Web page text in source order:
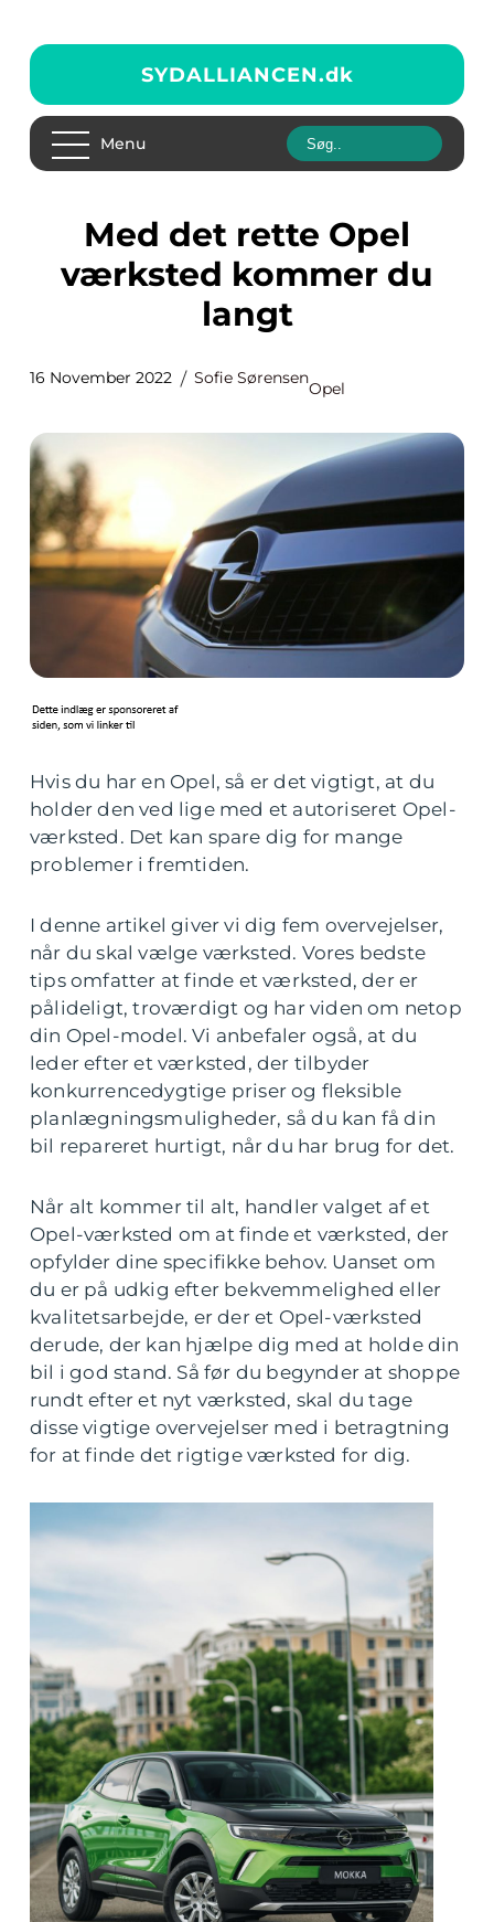
SYDALLIANCEN.dk
Menu
Med det rette Opel
værksted kommer du
langt
16 November 2022 Sofie Sørensen
Opel
Hvis du har en Opel, så er det vigtigt, at du
holder den ved lige med et autoriseret Opel-
værksted. Det kan spare dig for mange
problemer i fremtiden.
I denne artikel giver vi dig fem overvejelser,
når du skal vælge værksted. Vores bedste
tips omfatter at finde et værksted, der er
pålideligt, troværdigt og har viden om netop
din Opel-model. Vi anbefaler også, at du
leder efter et værksted, der tilbyder
konkurrencedygtige priser og fleksible
planlægningsmuligheder, så du kan få din
bil repareret hurtigt, når du har brug for det.
Når alt kommer til alt, handler valget af et
Opel-værksted om at finde et værksted, der
opfylder dine specifikke behov. Uanset om
du er på udkig efter bekvemmelighed eller
kvalitetsarbejde, er der et Opel-værksted
derude, der kan hjælpe dig med at holde din
bil i god stand. Så før du begynder at shoppe
rundt efter et nyt værksted, skal du tage
disse vigtige overvejelser med i betragtning
for at finde det rigtige værksted for dig.